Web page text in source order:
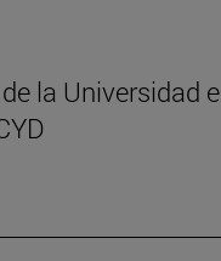
la Universidad